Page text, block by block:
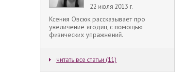
22 июля 2013 г.
Ксения Овсюк рассказывает про
увеличение ягодиц с помощью
физических упражнений.
читать все статьи (11)